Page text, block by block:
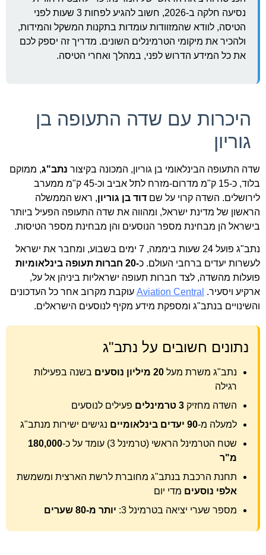
נסיעה חלקה ב-2026, חשוב להגיע לפחות 3 שעות לפני
הטיסה, לוודא שהמזוודות עומדות בתקנות המשקל והמידות,
ולהכיר את מיקומי הטרמינלים השונים. מדריך זה יספק לכם
את כל המידע הדרוש לפני, במהלך ואחרי הטיסה.
היכרות עם שדה התעופה בן
גוריון
שדה התעופה הבינלאומי בן גוריון, המכונה בקיצור נתב"ג, ממוקם
בלוד, כ-15 ק"מ מדרום-מזרח לתל אביב וכ-45 ק"מ ממערב
לירושלים. השדה קרוי על שם דוד בן גוריון, ראש הממשלה
הראשון של מדינת ישראל, ומהווה את שדה התעופה הפעיל ביותר
בישראל הן מבחינת מספר הנוסעים והן מבחינת מספר הטיסות.
נתב"ג פועל 24 שעות ביממה, 7 ימים בשבוע, ומחבר את ישראל
לעשרות יעדים ברחבי העולם. כ-20 חברות תעופה בינלאומיות
פועלות מהשדה, לצד חברות תעופה ישראליות ביניהן אל על,
ארקיע ויסעיר. Aviation Central עוקבת מקרוב אחר כל העדכונים
והשינויים בנתב"ג ומספקת מידע מקיף לנוסעים הישראלים.
נתונים חשובים על נתב"ג
נתב"ג משרת מעל 20 מיליון נוסעים
בשנה בפעילות
רגילה
השדה מחזיק 3 טרמינלים
פעילים לנוסעים
למעלה מ-90 יעדים בינלאומיים
נגישים ישירות מנתב"ג
שטח הטרמינל הראשי (טרמינל 3) עומד על כ-
180,000
מ"ר
תחנת הרכבת בנתב"ג מחוברת לרשת הארצית ומשמשת
אלפי נוסעים מדי יום
מספר שערי יציאה בטרמינל 3:
יותר מ-80 שערים